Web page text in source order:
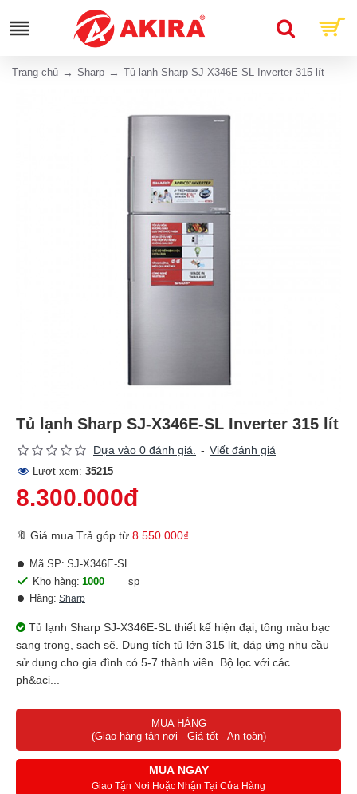
Trang chủ Sharp Tủ lạnh Sharp SJ-X346E-SL Inverter 315 lít
Tủ lạnh Sharp SJ-X346E-SL Inverter 315 lít
Dựa vào 0 đánh giá. - Viết đánh giá
Lượt xem: 35215
8.300.000đ
🔖 Giá mua Trả góp từ 8.550.000₫
Kho hàng: 1000
sp
Hãng: Sharp
Mã SP: SJ-X346E-SL
Tủ lạnh Sharp SJ-X346E-SL thiết kế hiện đại, tông màu bạc
sang trọng, sạch sẽ. Dung tích tủ lớn 315 lít, đáp ứng nhu cầu
sử dụng cho gia đình có 5-7 thành viên. Bộ lọc với các
ph&aci...
MUA HÀNG
(Giao hàng tận nơi - Giá tốt - An toàn)
MUA NGAY
Giao Tận Nơi Hoặc Nhận Tại Cửa Hàng